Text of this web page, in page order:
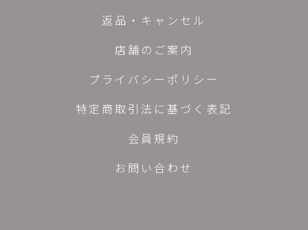
返品・キャンセル
店舗のご案内
プライバシーポリシー
特定商取引法に基づく表記
会員規約
お問い合わせ